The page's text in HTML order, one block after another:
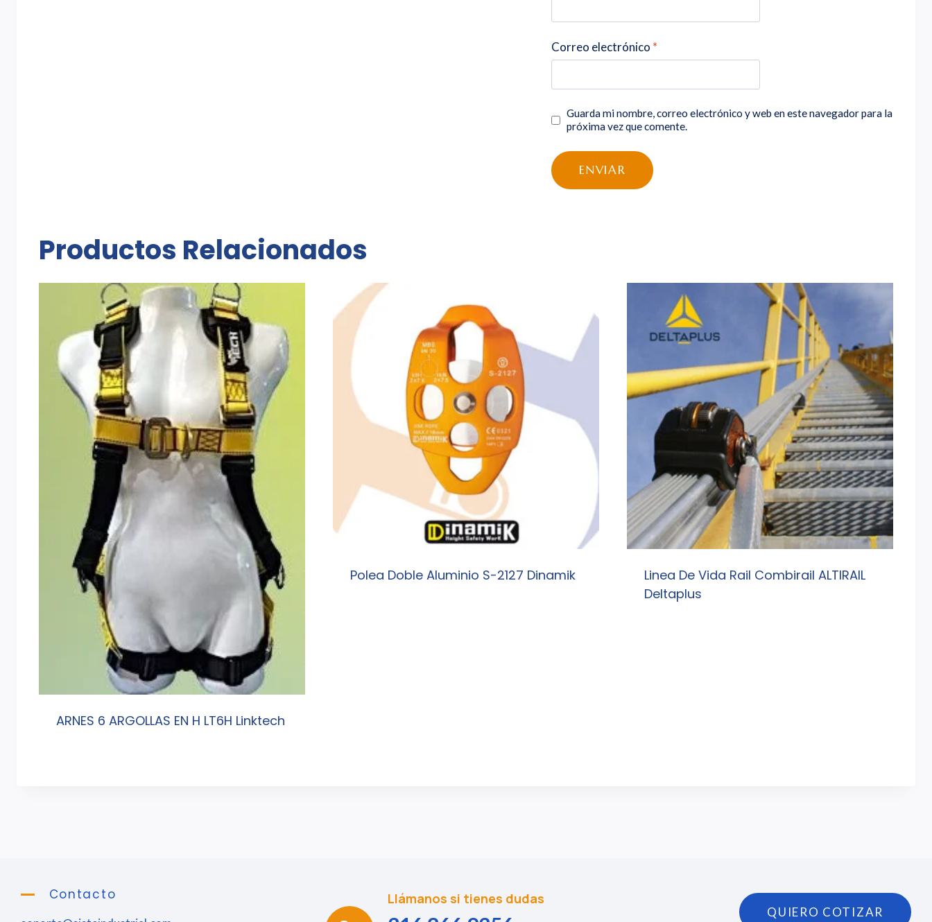
Correo electrónico *
Guarda mi nombre, correo electrónico y web en este navegador para la
próxima vez que comente.
Productos Relacionados
ARNES 6 ARGOLLAS EN H LT6H Linktech
Polea Doble Aluminio S-2127 Dinamik
Linea De Vida Rail Combirail ALTIRAIL
Deltaplus
Contacto Llámanos si tienes dudas
QUIERO COTIZAR